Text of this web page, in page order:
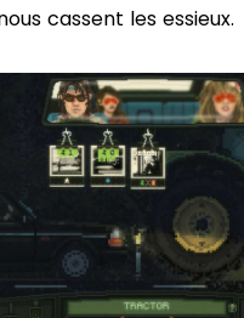
cassent les essieux.